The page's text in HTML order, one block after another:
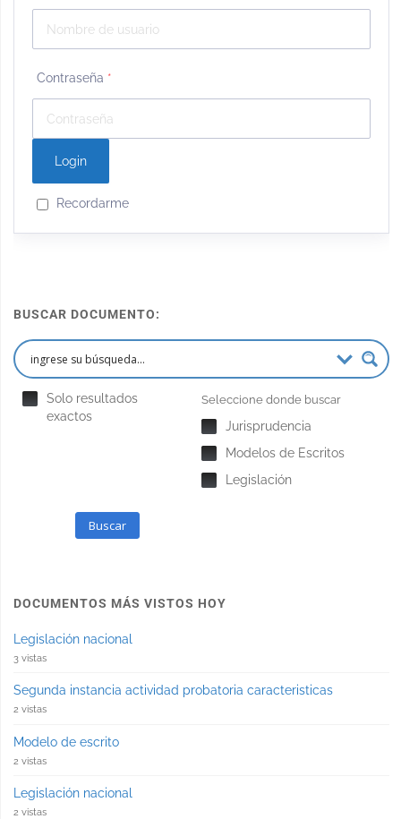
Contraseña *
Recordarme
BUSCAR DOCUMENTO:
Solo resultados
exactos
Seleccione donde buscar
Jurisprudencia
Modelos de Escritos
Legislación
Buscar
DOCUMENTOS MÁS VISTOS HOY
Legislación nacional
3 vistas
Segunda instancia actividad probatoria caracteristicas
2 vistas
Modelo de escrito
2 vistas
Legislación nacional
2 vistas